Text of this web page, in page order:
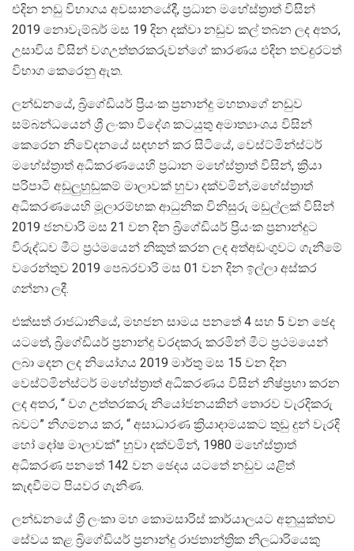
එදින නඩු විභාගය අවසානයේදී, ප්‍රධාන මහේස්ත්‍රාත් විසින්
2019 නොවැම්බර් මස 19 දින දක්වා නඩුව කල් තබන ලද අතර,
උසාවිය විසින් වගඋත්තරකරුවන්ගේ කාරණය එදින තවදුරටත්
විභාග කෙරෙනු ඇත.
ලන්ඩනයේ, බ්‍රිගේඩියර් ප්‍රියංක ප්‍රනාන්දු මහතාගේ නඩුව
සම්බන්ධයෙන් ශ්‍රී ලංකා විදේශ කටයුතු අමාත්‍යාංශය විසින්
කෙරෙන නිවේදනයේ සඳහන් කර සිටියේ, වෙස්ට්මින්ස්ටර්
මහේස්ත්‍රාත් අධිකරණයෙහි ප්‍රධාන මහේස්ත්‍රාත් විසින්, ක්‍රියා
පරිපාටි අඩුලුහුඬුකම් මාලාවක් හුවා දක්වමින්,මහේස්ත්‍රාත්
අධිකරණයෙහි මූලාරම්භක ආධුනික විනිසුරු මඩුල්ලක් විසින්
2019 ජනවාරි මස 21 වන දින බ්‍රිගේඩියර් ප්‍රියංක ප්‍රනාන්දුට
විරුද්ධව මීට ප්‍රථමයෙන් නිකුත් කරන ලද අත්අඩංගුවට ගැනීමේ
වරෙන්තුව 2019 පෙබරවාරි මස 01 වන දින ඉල්ලා අස්කර
ගන්නා ලදී.
එක්සත් රාජධානියේ, මහජන සාමය පනතේ 4 සහ 5 වන ඡෙද
යටතේ, බ්‍රිගේඩියර් ප්‍රනාන්දු වරදකරු කරමින් මීට ප්‍රථමයෙන්
ලබා දෙන ලද නියෝගය 2019 මාර්තු මස 15 වන දින
වෙස්ට්මින්ස්ටර් මහේස්ත්‍රාත් අධිකරණය විසින් නිෂ්ප්‍රභා කරන
ලද අතර, “ වග උත්තරකරු නියෝජනයකින් තොරව වැරදිකරු
බවට” නිගමනය කර, “ අසාධාරණ ක්‍රියාදාමයකට තුඩු දුන් වැරදි
හෝ දෝෂ මාලාවක්” හුවා දක්වමින්, 1980 මහේස්ත්‍රාත්
අධිකරණ පනතේ 142 වන ඡෙදය යටතේ නඩුව යළිත්
කැඳවීමට පියවර ගැනිණ.
ලන්ඩනයේ ශ්‍රී ලංකා මහ කොමසාරිස් කාර්යාලයට අනුයුක්තව
සේවය කළ බ්‍රිගේඩියර් ප්‍රනාන්දු රාජතාන්ත්‍රික නිලධාරියෙකු